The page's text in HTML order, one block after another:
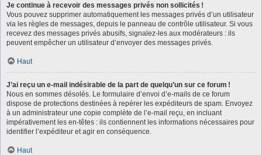
Je continue à recevoir des messages privés non sollicités !
Vous pouvez supprimer automatiquement les messages privés d’un utilisateur
via les règles de messages, depuis le panneau de contrôle utilisateur. Si vous
recevez des messages privés abusifs, signalez-les aux modérateurs : ils
peuvent empêcher un utilisateur d’envoyer des messages privés.
Haut
J’ai reçu un e-mail indésirable de la part de quelqu’un sur ce forum !
Nous en sommes désolés. Le formulaire d’envoi d’e-mails de ce forum
dispose de protections destinées à repérer les expéditeurs de spam. Envoyez
à un administrateur une copie complète de l’e-mail reçu, en incluant
impérativement les en-têtes : ils contiennent les informations nécessaires pour
identifier l’expéditeur et agir en conséquence.
Haut